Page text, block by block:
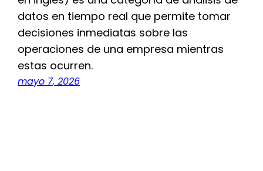
datos en tiempo real que permite tomar
decisiones inmediatas sobre las
operaciones de una empresa mientras
estas ocurren.
mayo 7, 2026